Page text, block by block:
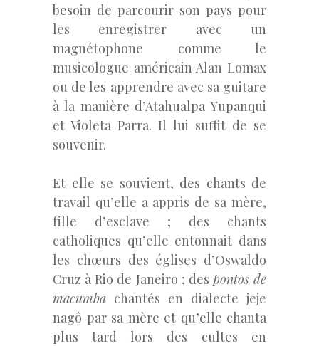
besoin de parcourir son pays pour
les enregistrer avec un
magnétophone comme le
musicologue américain Alan Lomax
ou de les apprendre avec sa guitare
à la manière d’Atahualpa Yupanqui
et Violeta Parra. Il lui suffit de se
souvenir.
Et elle se souvient, des chants de
travail qu’elle a appris de sa mère,
fille d’esclave ; des chants
catholiques qu’elle entonnait dans
les chœurs des églises d’Oswaldo
Cruz à Rio de Janeiro ; des pontos de
macumba chantés en dialecte jeje
nagô par sa mère et qu’elle chanta
plus tard lors des cultes en